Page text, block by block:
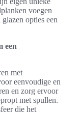
voegen
opties een
een
met
eenvoudige en
en zorg ervoor
met spullen.
die het